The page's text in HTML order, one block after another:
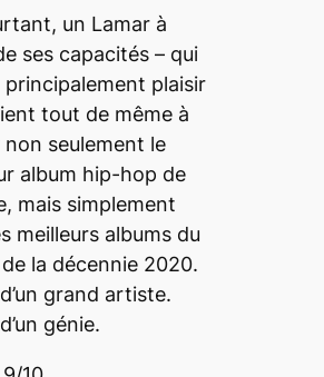
un Lamar à
ses capacités – qui
principalement plaisir
tout de même à
non seulement le
album hip-hop de
mais simplement
meilleurs albums du
la décennie 2020.
grand artiste.
génie.